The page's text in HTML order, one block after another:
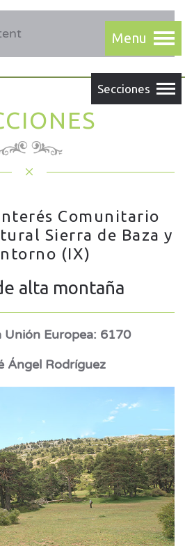
Comunitario
Sierra de Baza y
(IX)
alta montaña
Unión Europea: 6170
Ángel Rodríguez